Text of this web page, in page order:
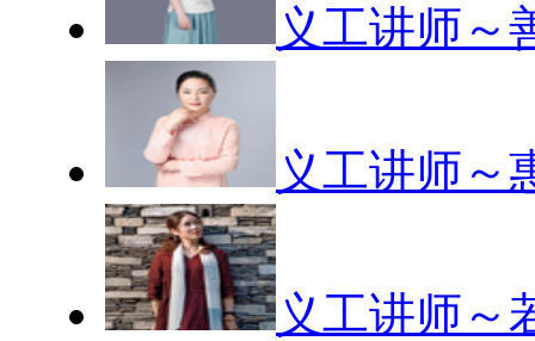
义工讲师～
义工讲师～
义工讲师～